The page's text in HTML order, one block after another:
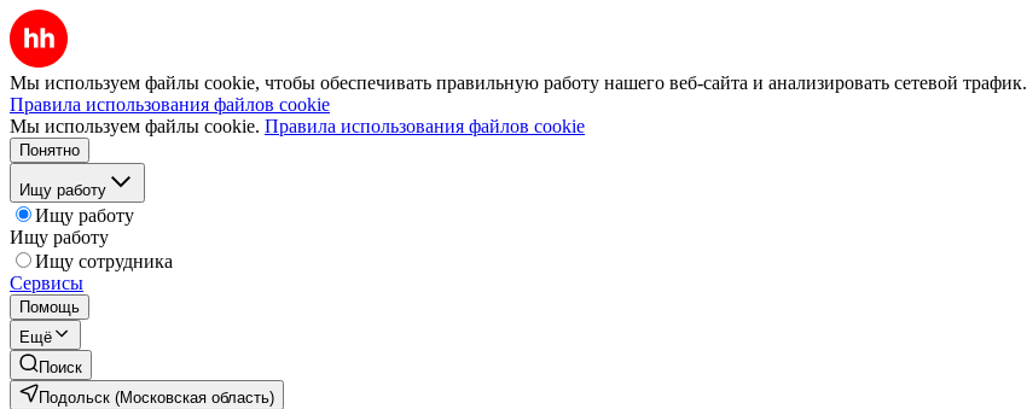
Мы используем файлы cookie, чтобы обеспечивать правильную работу нашего веб-сайта и анализировать сетевой трафик.
Правила использования файлов cookie
Мы используем файлы cookie. Правила использования файлов cookie
Понятно
Ищу работу
Ищу работу
Ищу работу
Ищу сотрудника
Сервисы
Помощь
Ещё
Поиск
Подольск (Московская область)